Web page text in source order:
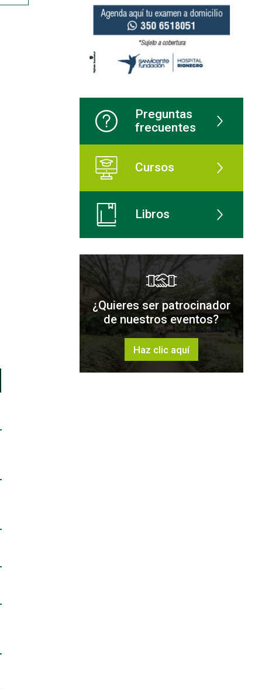
Preguntas
frecuentes
Cursos
Libros
¿Quieres ser patrocinador
de nuestros eventos?
Haz clic aquí